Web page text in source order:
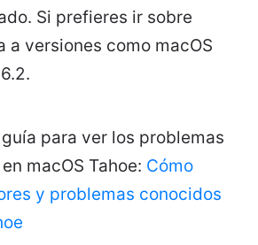
Si prefieres ir sobre
a versiones como macOS
para ver los problemas
macOS Tahoe: Cómo
y problemas conocidos